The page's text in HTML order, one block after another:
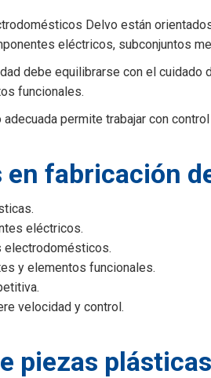
Delvo están
eléctricos, subconjuntos
debe equilibrarse con el cuidado
funcionales.
permite trabajar con
fabricación
eléctricos.
electrodomésticos.
y elementos funcionales.
velocidad y control.
piezas plásticas